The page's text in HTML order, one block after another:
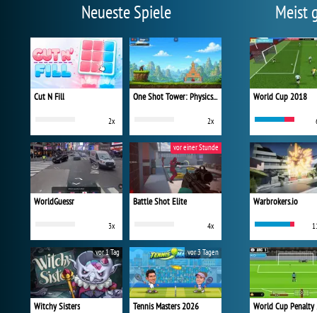
Neueste Spiele
Cut N Fill
2x
One Shot Tower: Physics Destroyer
2x
WorldGuessr
3x
Battle Shot Elite
4x
vor einer Stunde
Witchy Sisters
vor 1 Tag
Tennis Masters 2026
vor 3 Tagen
Meist
World Cup 2018
Warbrokers.io
World Cup